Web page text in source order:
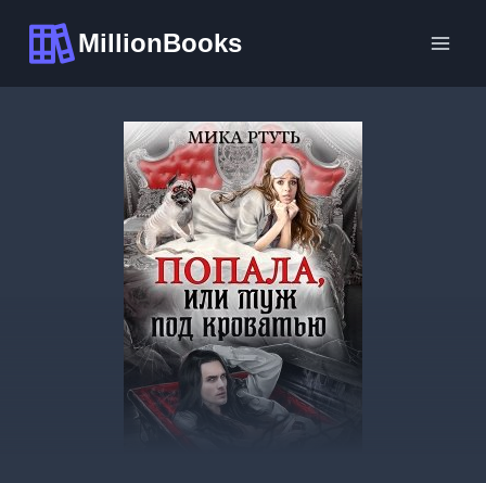
содержимому
MillionBooks